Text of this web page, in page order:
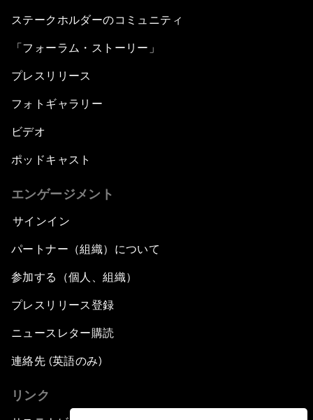
ステークホルダーのコミュニティ
「フォーラム・ストーリー」
プレスリリース
フォトギャラリー
ビデオ
ポッドキャスト
エンゲージメント
サインイン
パートナー（組織）について
参加する（個人、組織）
プレスリリース登録
ニュースレター購読
連絡先 (英語のみ)
リンク